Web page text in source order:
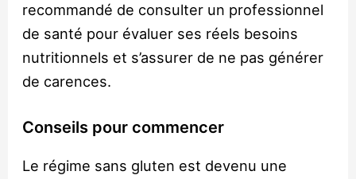
recommandé de consulter un professionnel
de santé pour évaluer ses réels besoins
nutritionnels et s’assurer de ne pas générer
de carences.
Conseils pour commencer
Le régime sans gluten est devenu une